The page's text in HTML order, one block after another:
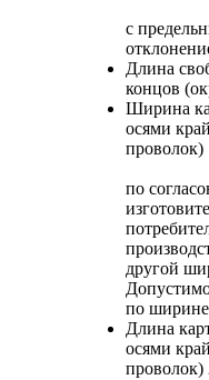
с
Длина
концов
Ширина
осями
проволок)
по
другой
по
Длина
осями
проволок)